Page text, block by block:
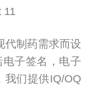
11
代制药需求而设
子签名，电子
我们提供IQ/OQ